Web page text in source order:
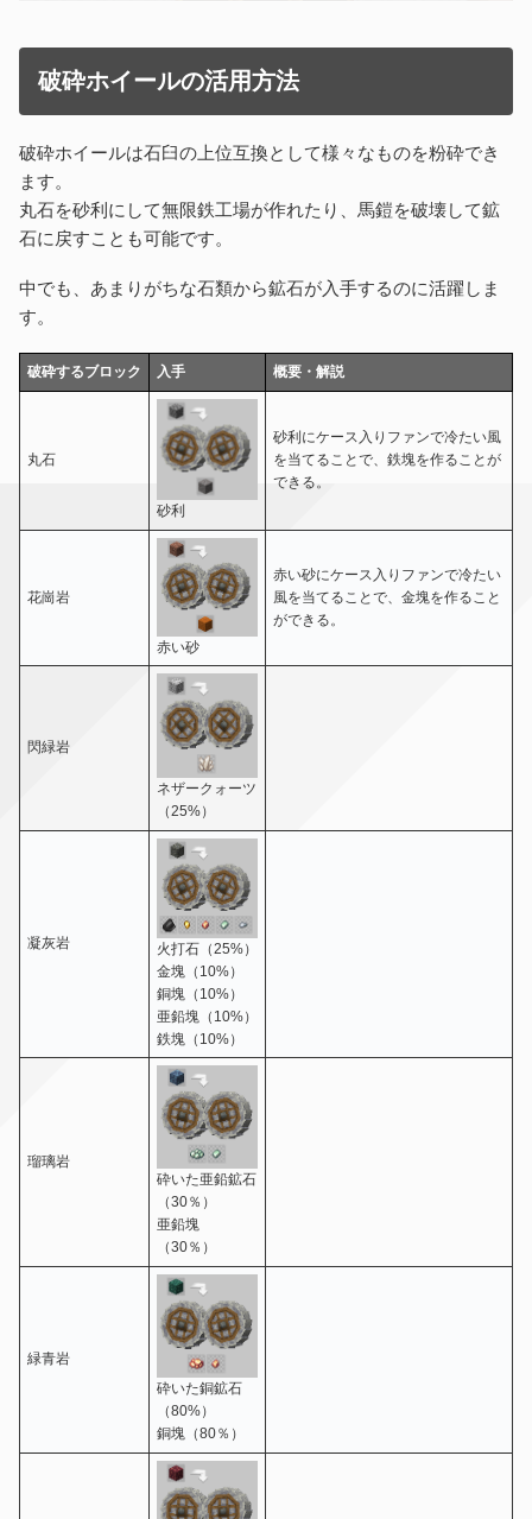
破砕ホイールの活用方法
破砕ホイールは石臼の上位互換として様々なものを粉砕でき
ます。
丸石を砂利にして無限鉄工場が作れたり、馬鎧を破壊して鉱
石に戻すことも可能です。
中でも、あまりがちな石類から鉱石が入手するのに活躍しま
す。
破砕するブロック 入手 概要・解説
丸石
砂利
砂利にケース入りファンで冷たい風
を当てることで、鉄塊を作ることが
できる。
花崗岩
赤い砂
赤い砂にケース入りファンで冷たい
風を当てることで、金塊を作ること
ができる。
閃緑岩
ネザークォーツ
（25%）
凝灰岩
火打石（25%）
金塊（10%）
銅塊（10%）
亜鉛塊（10%）
鉄塊（10%）
瑠璃岩
砕いた亜鉛鉱石
（30％）
亜鉛塊
（30％）
緑青岩
砕いた銅鉱石
（80%）
銅塊（80％）